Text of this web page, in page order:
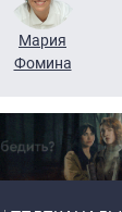
Мария
Фомина